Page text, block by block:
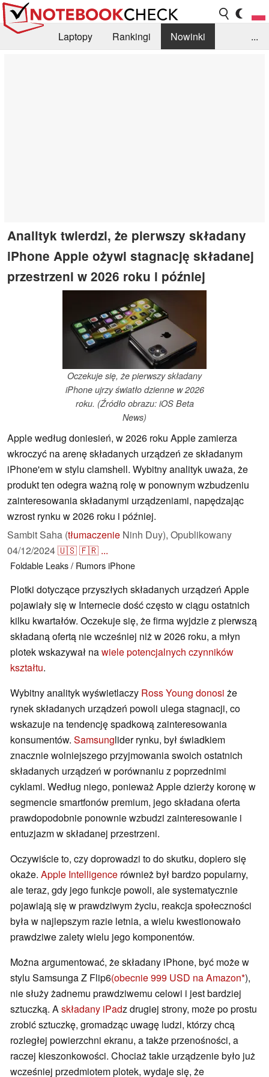
Laptopy Rankingi
Nowinki
...
Analityk twierdzi, że pierwszy składany
iPhone Apple ożywi stagnację składanej
przestrzeni w 2026 roku i później
Oczekuje się, że pierwszy składany
iPhone ujrzy światło dzienne w 2026
roku. (Źródło obrazu: iOS Beta
News)
Apple według doniesień, w 2026 roku Apple zamierza
wkroczyć na arenę składanych urządzeń ze składanym
iPhone'em w stylu clamshell. Wybitny analityk uważa, że
produkt ten odegra ważną rolę w ponownym wzbudzeniu
zainteresowania składanymi urządzeniami, napędzając
wzrost rynku w 2026 roku i później.
Sambit Saha (tłumaczenie Ninh Duy), Opublikowany
04/12/2024🇺🇸🇫🇷 ...
Foldable Leaks / RumorsiPhone
Plotki dotyczące przyszłych składanych urządzeń Apple
pojawiały się w Internecie dość często w ciągu ostatnich
kilku kwartałów. Oczekuje się, że firma wyjdzie z pierwszą
składaną ofertą nie wcześniej niż w 2026 roku, a młyn
plotek wskazywał nawiele potencjalnych czynników
kształtu.
Wybitny analityk wyświetlaczy Ross Young donosi że
rynek składanych urządzeń powoli ulega stagnacji, co
wskazuje na tendencję spadkową zainteresowania
konsumentów. Samsunglider rynku, był świadkiem
znacznie wolniejszego przyjmowania swoich ostatnich
składanych urządzeń w porównaniu z poprzednimi
cyklami. Według niego, ponieważ Apple dzierży koronę w
segmencie smartfonów premium, jego składana oferta
prawdopodobnie ponownie wzbudzi zainteresowanie i
entuzjazm w składanej przestrzeni.
Oczywiście to, czy doprowadzi to do skutku, dopiero się
okaże. Apple Intelligence również był bardzo popularny,
ale teraz, gdy jego funkcje powoli, ale systematycznie
pojawiają się w prawdziwym życiu, reakcja społeczności
była w najlepszym razie letnia, a wielu kwestionowało
prawdziwe zalety wielu jego komponentów.
Można argumentować, że składany iPhone, być może w
stylu Samsunga Z Flip6(obecnie 999 USD na Amazon ),
nie służy żadnemu prawdziwemu celowi i jest bardziej
sztuczką. Askładany iPadz drugiej strony, może po prostu
zrobić sztuczkę, gromadząc uwagę ludzi, którzy chcą
rozległej powierzchni ekranu, a także przenośności, a
raczej kieszonkowości. Chociaż takie urządzenie było już
wcześniej przedmiotem plotek, wydaje się, że